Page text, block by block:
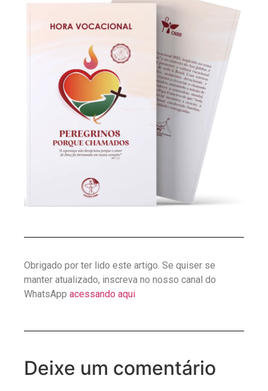
Obrigado por ter lido este artigo. Se quiser se
manter atualizado, inscreva no nosso canal do
WhatsApp acessando aqui
Deixe um comentário